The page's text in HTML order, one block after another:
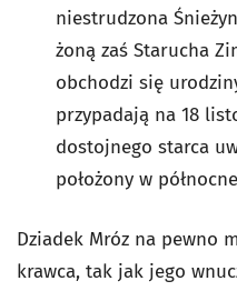
niestrudzona
żoną zaś Starucha
obchodzi się
przypadają na 18
dostojnego starca
położony w
Dziadek Mróz na pewno
krawca, tak jak jego